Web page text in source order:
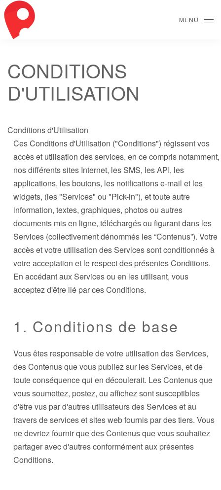
Skip
content
MENU
CONDITIONS
D'UTILISATION
Conditions d'Utilisation
Ces Conditions d'Utilisation ("Conditions") régissent vos
accès et utilisation des services, en ce compris notamment,
nos différents sites Internet, les SMS, les API, les
applications, les boutons, les notifications e-mail et les
widgets, (les "Services" ou "Pick-in"), et toute autre
information, textes, graphiques, photos ou autres
documents mis en ligne, téléchargés ou figurant dans les
Services (collectivement dénommés les “Contenus”). Votre
accès et votre utilisation des Services sont conditionnés à
votre acceptation et le respect des présentes Conditions.
En accédant aux Services ou en les utilisant, vous
acceptez d'être lié par ces Conditions.
1. Conditions de base
Vous êtes responsable de votre utilisation des Services,
des Contenus que vous publiez sur les Services, et de
toute conséquence qui en découlerait. Les Contenus que
vous soumettez, postez, ou affichez sont susceptibles
d'être vus par d'autres utilisateurs des Services et au
travers de services et sites web fournis par des tiers. Vous
ne devriez fournir que des Contenus que vous souhaitez
partager avec d'autres conformément aux présentes
Conditions.